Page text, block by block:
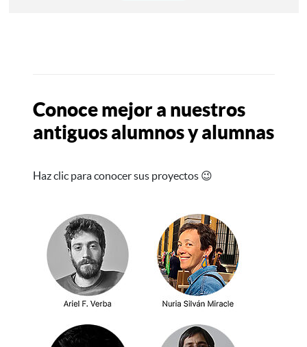
Conoce mejor a nuestros
antiguos alumnos y alumnas
Haz clic para conocer sus proyectos 😉